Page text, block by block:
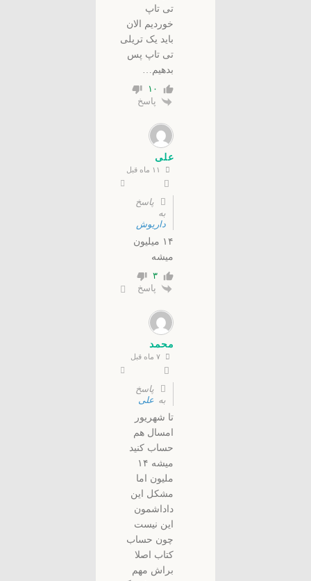
تی تاپ
خوردیم الان
باید یک تریلی
تی تاپ پس
بدهیم…
۱۰
پاسخ
علی
پاسخ
به
داریوش
۱۴ میلیون
میشه
۳
پاسخ
محمد
پاسخ
به علی
تا شهریور
امسال هم
حساب کنید
میشه ۱۴
ملیون اما
مشکل این
داداشمون
این نیست
چون حساب
کتاب اصلا
براش مهم